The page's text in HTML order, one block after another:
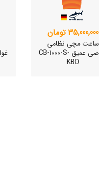
35,000,000 تومان
ساعت مچی نظامی
غواصی عمیق CB-1000-S-
KBO